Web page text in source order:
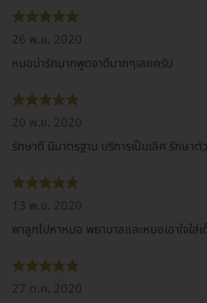
26 พ.ย. 2020
หมอน่ารักมากพูดจาดีมากๆเลยครับ
20 พ.ย. 2020
รักษาดี มีมาตรฐาน บริการเป็นเลิศ รักษา
13 พ.ย. 2020
พาลูกไปหาหมอ พยาบาลและหมอเอาใจใส่
27 ต.ค. 2020